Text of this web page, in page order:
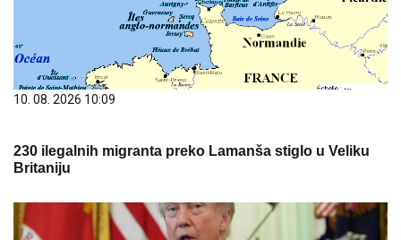
10. 08. 2026 10:09
230 ilegalnih migranta preko Lamanša stiglo u Veliku
Britaniju